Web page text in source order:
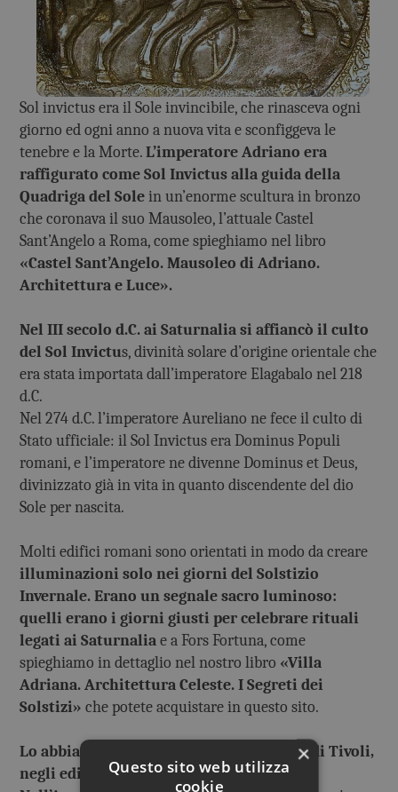
Sol invictus era il Sole invincibile, che rinasceva ogni
giorno ed ogni anno a nuova vita e sconfiggeva le
tenebre e la Morte.L’imperatore Adriano era
raffigurato come Sol Invictus alla guida della
Quadriga del Solein un’enorme scultura in bronzo
che coronava il suo Mausoleo, l’attuale Castel
Sant’Angelo a Roma, come spieghiamo nel libro
«Castel Sant’Angelo. Mausoleo di Adriano.
Architettura e Luce».
Nel III secolo d.C. ai Saturnalia si affiancò il culto
del Sol Invictus, divinità solare d’origine orientale che
era stata importata dall’imperatore Elagabalo nel 218
d.C.
Nel 274 d.C. l’imperatore Aureliano ne fece il culto di
Stato ufficiale: il Sol Invictus era Dominus Populi
romani, e l’imperatore ne divenne Dominus et Deus,
divinizzato già in vita in quanto discendente del dio
Sole per nascita.
Molti edifici romani sono orientati in modo da creare
illuminazioni solo nei giorni del Solstizio
Invernale. Erano un segnale sacro luminoso:
quelli erano i giorni giusti per celebrare rituali
legati ai Saturnaliae a Fors Fortuna, come
spieghiamo in dettaglio nel nostro libro «Villa
Adriana. Architettura Celeste. I Segreti dei
Solstizi» che potete acquistare in questo sito.
Lo abbiamo scoperto nella Villa Adriana di Tivoli,
negli edifici di Roccabruna e Accademia.
×
Questo sito web utilizza
cookie